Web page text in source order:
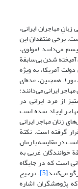
مهاجران ایرانی،
برخی منتقدان این
می‌دانند (مولوی،
آمیخته شدن بی‌سابقة
آمریکا، به ویژه
طرح «مبارزه با تروریسم»، شده است (دباشی 8، تور). همچنین، عده‌ای
ایرانی می‌دانند؛
از مرد ایرانی در
ایجاد شده است
رمان‌های زنان مهاجر ایرانی
گرفته است. نکتة
در مقایسه با رمان
خوانندگان غربی به
است که در جایگاه
می‌کنند[5] . ترجیح
پژوهشگران اشاره